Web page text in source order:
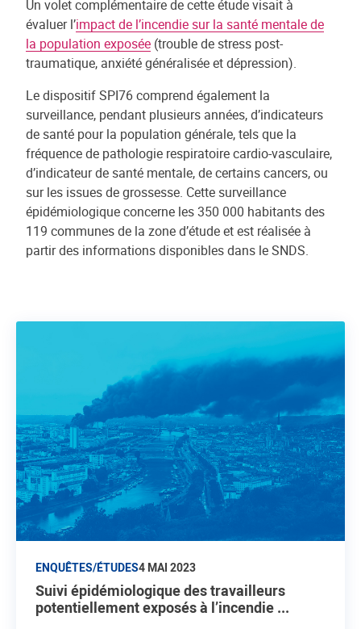
Un volet complémentaire de cette étude visait à
évaluer l’impact de l’incendie sur la santé mentale de
la population exposée (trouble de stress post-
traumatique, anxiété généralisée et dépression).
Le dispositif SPI76 comprend également la
surveillance, pendant plusieurs années, d’indicateurs
de santé pour la population générale, tels que la
fréquence de pathologie respiratoire cardio-vasculaire,
d’indicateur de santé mentale, de certains cancers, ou
sur les issues de grossesse. Cette surveillance
épidémiologique concerne les 350 000 habitants des
119 communes de la zone d’étude et est réalisée à
partir des informations disponibles dans le SNDS.
ENQUÊTES/ÉTUDES4 MAI 2023
Suivi épidémiologique des travailleurs
potentiellement exposés à l’incendie ...